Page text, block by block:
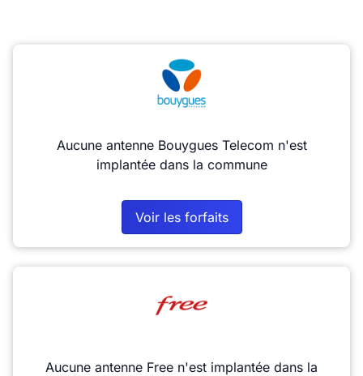
Aucune antenne Bouygues Telecom n'est
implantée dans la commune
Voir les forfaits
Aucune antenne Free n'est implantée dans la